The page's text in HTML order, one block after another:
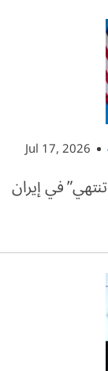
Jul 17, 2026
في إيران